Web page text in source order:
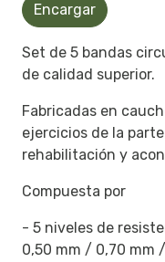
Encargar
Set de 5 bandas
de calidad superior.
Fabricadas en
ejercicios de la
rehabilitación y
Compuesta por
- 5 niveles de
0,50 mm / 0,70 mm